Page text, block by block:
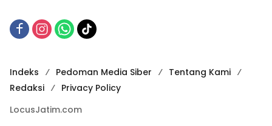
Indeks Pedoman Media Siber
Tentang Kami
Redaksi
Privacy Policy
LocusJatim.com